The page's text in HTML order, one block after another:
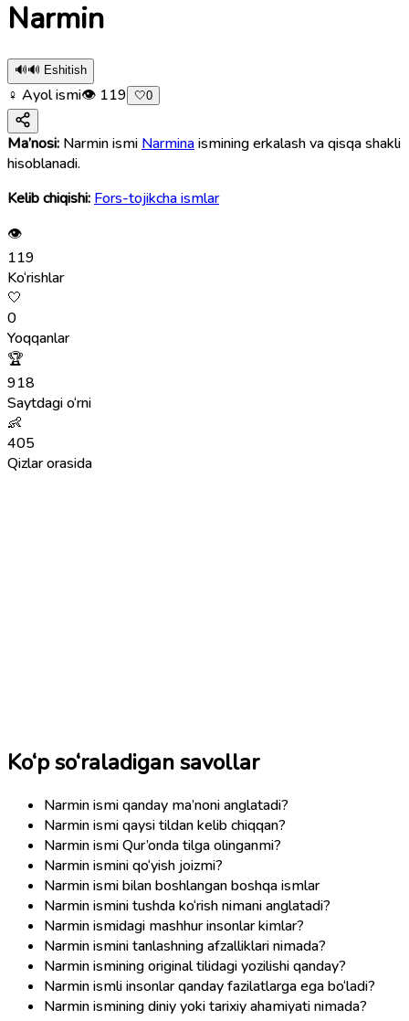
Narmin
🔊🔊 Eshitish
♀ Ayol ismi👁 119 🤍0
Ma’nosi: Narmin ismi Narminaismining erkalash va qisqa shakli
hisoblanadi.
Kelib chiqishi: Fors-tojikcha ismlar
👁
119
Ko‘rishlar
🤍
0
Yoqqanlar
🏆
918
Saytdagi o‘rni
👶
405
Qizlar orasida
Ko‘p so‘raladigan savollar
Narmin ismi qanday ma’noni anglatadi?
Narmin ismi qaysi tildan kelib chiqqan?
Narmin ismi Qur’onda tilga olinganmi?
Narmin ismini qo‘yish joizmi?
Narmin ismi bilan boshlangan boshqa ismlar
Narmin ismini tushda ko‘rish nimani anglatadi?
Narmin ismidagi mashhur insonlar kimlar?
Narmin ismini tanlashning afzalliklari nimada?
Narmin ismining original tilidagi yozilishi qanday?
Narmin ismli insonlar qanday fazilatlarga ega bo‘ladi?
Narmin ismining diniy yoki tarixiy ahamiyati nimada?